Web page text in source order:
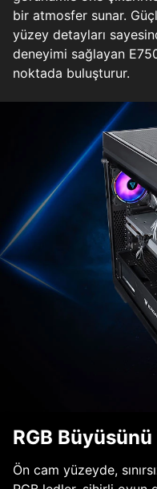
bir atmosfer sunar.
yüzey detayları
deneyimi sağlayan
noktada buluşturur.
RGB Büyüsünü
Ön cam yüzeyde,